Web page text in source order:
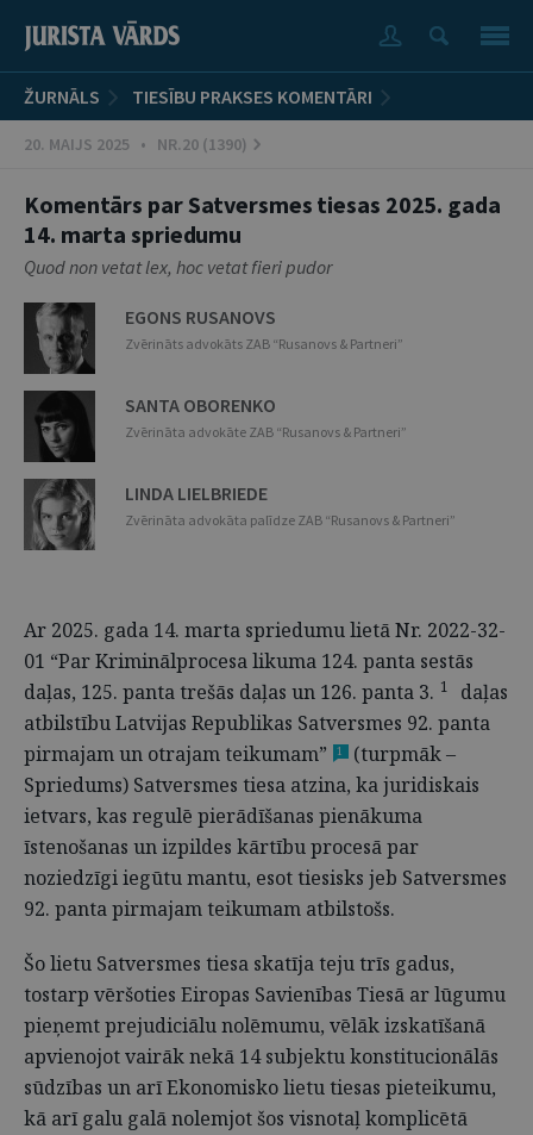
ŽURNĀLS TIESĪBU PRAKSES KOMENTĀRI
20. MAIJS 2025 • NR.20 (1390)
Komentārs par Satversmes tiesas 2025. gada
14. marta spriedumu
Quod non vetat lex, hoc vetat fieri pudor
EGONS RUSANOVS
Zvērināts advokāts ZAB “Rusanovs & Partneri”
SANTA OBORENKO
Zvērināta advokāte ZAB “Rusanovs & Partneri”
LINDA LIELBRIEDE
Zvērināta advokāta palīdze ZAB “Rusanovs & Partneri”
Ar 2025. gada 14. marta spriedumu lietā Nr. 2022-32-
01 “Par Kriminālprocesa likuma 124. panta sestās
daļas, 125. panta trešās daļas un 126. panta 3. 1
daļas
atbilstību Latvijas Republikas Satversmes 92. panta
pirmajam un otrajam teikumam”
1
(turpmāk –
Spriedums) Satversmes tiesa atzina, ka juridiskais
ietvars, kas regulē pierādīšanas pienākuma
īstenošanas un izpildes kārtību procesā par
noziedzīgi iegūtu mantu, esot tiesisks jeb Satversmes
92. panta pirmajam teikumam atbilstošs.
Šo lietu Satversmes tiesa skatīja teju trīs gadus,
tostarp vēršoties Eiropas Savienības Tiesā ar lūgumu
pieņemt prejudiciālu nolēmumu, vēlāk izskatīšanā
apvienojot vairāk nekā 14 subjektu konstitucionālās
sūdzības un arī Ekonomisko lietu tiesas pieteikumu,
kā arī galu galā nolemjot šos visnotaļ komplicētā